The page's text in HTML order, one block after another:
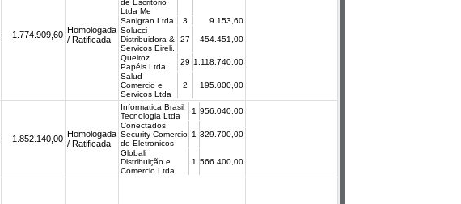
1.774.909,60 Homologada
/ Ratificada
de Escritório
Ltda Me
Sanigran Ltda 3
9.153,60
Solucci
Distribuidora &
Serviços Eireli.
27 454.451,00
Queiroz
Papéis Ltda
29 1.118.740,00
Salud
Comercio e
Serviços Ltda
2 195.000,00
1.852.140,00 Homologada
/ Ratificada
Informatica Brasil
Tecnologia Ltda
1 956.040,00
Conectados
Security Comercio
de Eletronicos
1 329.700,00
Globali
Distribuição e
Comercio Ltda
1 566.400,00